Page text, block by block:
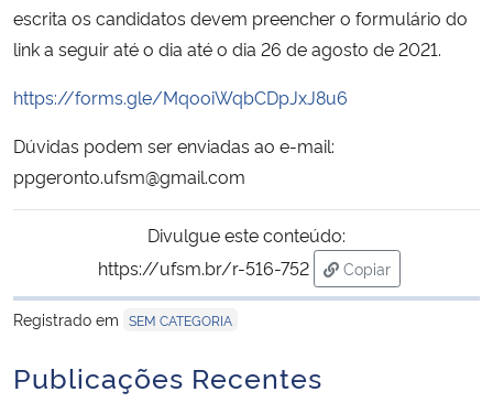
Controladoria-Geral da União
Ministério da Mulher, da Família e dos Direitos Humanos
Secretaria-Geral
Secretaria de Governo
Gabinete de Segurança Institucional
Advocacia-Geral da União
Banco Central do Brasil
escrita os candidatos devem preencher o formulário do
link a seguir até o dia até o dia 26 de agosto de 2021.
https://forms.gle/MqooiWqbCDpJxJ8u6
Dúvidas podem ser enviadas ao e-mail:
ppgeronto.ufsm@gmail.com
Divulgue este conteúdo:
https://ufsm.br/r-516-752
Copiar
para área de
Registrado em SEM CATEGORIA
Publicações Recentes